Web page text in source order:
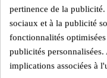
pertinence de la
sociaux et à la publicité
fonctionnalités
publicités
implications associées à